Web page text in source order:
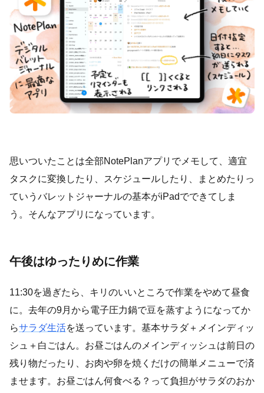
思いついたことは全部NotePlanアプリでメモして、適宜
タスクに変換したり、スケジュールしたり、まとめたりっ
ていうバレットジャーナルの基本がiPadでできてしま
う。そんなアプリになっています。
午後はゆったりめに作業
11:30を過ぎたら、キリのいいところで作業をやめて昼食
に。去年の9月から電子圧力鍋で豆を蒸すようになってか
らサラダ生活を送っています。基本サラダ＋メインディッ
シュ＋白ごはん。お昼ごはんのメインディッシュは前日の
残り物だったり、お肉や卵を焼くだけの簡単メニューで済
ませます。お昼ごはん何食べる？って負担がサラダのおか